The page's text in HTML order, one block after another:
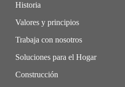
Historia
Valores y principios
Trabaja con nosotros
Soluciones para el Hogar
Construcción